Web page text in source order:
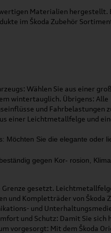
Materialien hergestellt.
im Škoda Zubehör
Wählen Sie aus einer
wintertauglich. Übrigens: Alle
und Fahrbelastungen
einer Leichtmetallfelge und
Möchten Sie die elegante oder
gegen Kor- rosion,
gesetzt.
und Kompletträder von Škoda
und
und Schutz: Damit Sie sich
vorgesorgt: Mit dem Škoda